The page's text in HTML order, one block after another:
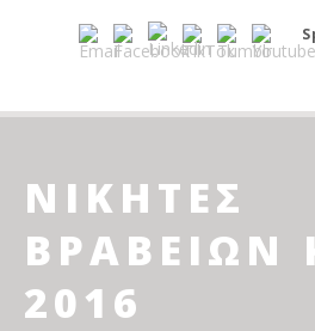
ΝΙΚΗΤΈΣ
ΒΡΑΒΕΊΩΝ
2016